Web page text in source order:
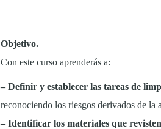
Objetivo.
Con este curso aprenderás a:
– Definir y establecer las tareas de
reconociendo los riesgos derivados de la
– Identificar los materiales que